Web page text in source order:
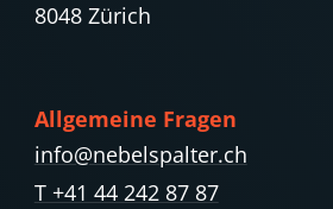
8048 Zürich
Allgemeine Fragen
info@nebelspalter.ch
T +41 44 242 87 87